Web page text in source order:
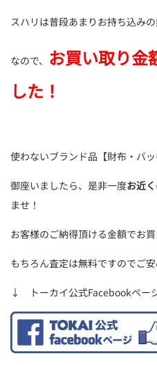
スハリは普段あまりお持ち込みの
なので、 お買い取り金
した！
使わないブランド品【財布・バ
御座いましたら、是非一度お近
ませ！
お客様のご納得頂ける金額でお
もちろん査定は無料ですのでご
↓ トーカイ公式Facebookペ